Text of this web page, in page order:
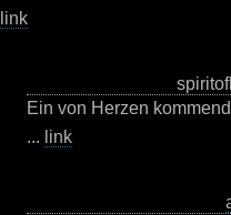
link
Ein von Herzen
... link